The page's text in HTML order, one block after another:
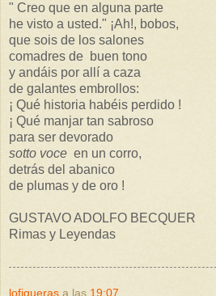
" Creo que en alguna parte
he visto a usted." ¡Ah!, bobos,
que sois de los salones
comadres de buen tono
y andáis por allí a caza
de galantes embrollos:
¡ Qué historia habéis perdido !
¡ Qué manjar tan sabroso
para ser devorado
sotto voce en un corro,
detrás del abanico
de plumas y de oro !
GUSTAVO ADOLFO BECQUER
Rimas y Leyendas
lofigueras a las 19:07